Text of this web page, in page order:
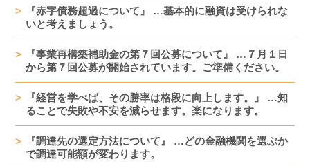
『赤字債務超過について』 …基本的に融資は受けられな
いと考えましょう。
『事業再構築補助金の第７回公募について』 …７月１日
から第７回公募が開始されています。ご準備ください。
『経営を学べば、その勝率は格段に向上します。』 …知
ることで失敗や不安を減らせます。楽になります。
『調達先の選定方法について』 …どの金融機関を選ぶか
で調達可能額が変わります。